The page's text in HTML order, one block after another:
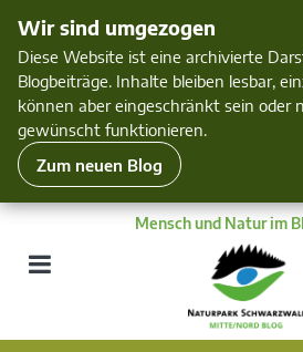
Wir sind umgezogen
Diese Website ist eine archivierte
Blogbeiträge. Inhalte bleiben lesbar,
können aber eingeschränkt sein oder
gewünscht funktionieren.
Zum neuen Blog
Mensch und Natur im